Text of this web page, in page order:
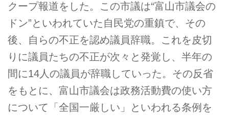
クープ報道をした。この市議は“富山市議会の
ドン”といわれていた自民党の重鎮で、その
後、自らの不正を認め議員辞職。これを皮切
りに議員たちの不正が次々と発覚し、半年の
間に14人の議員が辞職していった。その反省
をもとに、富山市議会は政務活動費の使い方
について「全国一厳しい」といわれる条例を